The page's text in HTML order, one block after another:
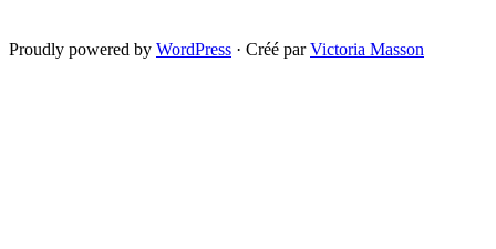
Proudly powered by WordPress · Créé parVictoria Masson